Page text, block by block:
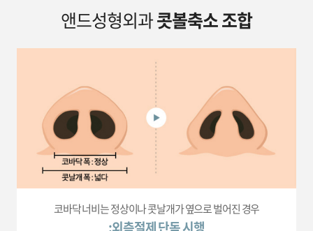
앤드성형외과콧볼축소 조합
코바닥 너비는 정상이나 콧날개가 옆으로 벌어진 경우
:외측절제 단독 시행